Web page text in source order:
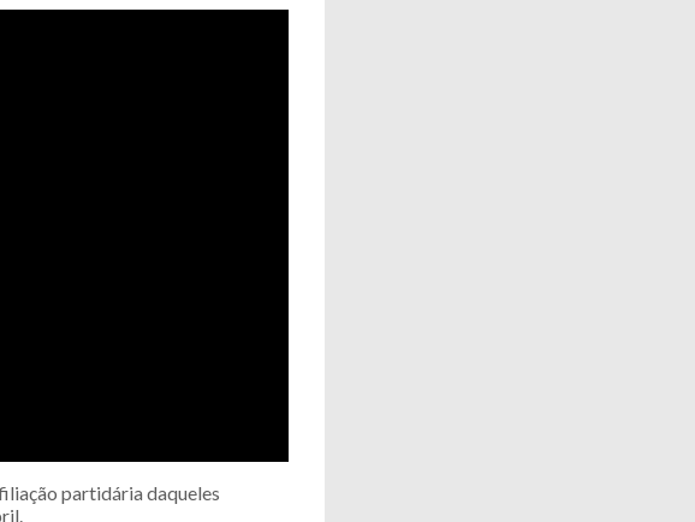
partidária daqueles